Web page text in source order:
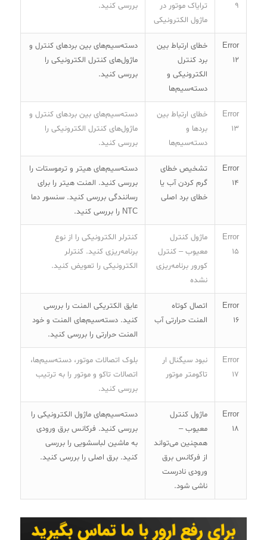
9
ترایاک موتور در
ماژول الکترونیکی
بررسی کنید.
Error
12
خطای ارتباط بین
برد کنترل
الکترونیکی و
دسته‌سیم‌ها
دسته‌سیم‌های بین بردهای کنترل و
ماژول‌های کنترل الکترونیکی را
بررسی کنید.
Error
13
خطای ارتباط بین
بردها و
دسته‌سیم‌ها
دسته‌سیم‌های بین بردهای کنترل و
ماژول‌های کنترل الکترونیکی را
بررسی کنید.
Error
14
تشخیص خطای
گرم کردن آب یا
خطای برد اصلی
دسته‌سیم‌های هیتر و ترموستات را
بررسی کنید. المنت هیتر را برای
رسانندگی بررسی کنید. سنسور دما
NTC را بررسی کنید.
Error
15
ماژول کنترل
معیوب – کنترل
کورور برنامه‌ریزی
نشده
کنترلر الکترونیکی را از نوع
برنامه‌ریزی کنید. کنترلر
الکترونیکی را تعویض کنید.
Error
16
اتصال کوتاه
المنت حرارتی آب
عایق الکتریکی المنت را بررسی
کنید. دسته‌سیم‌های المنت و خود
المنت حرارتی را بررسی کنید.
Error
17
نبود سیگنال ار
تاکومتر موتور
بلوک اتصالات موتور، دسته‌سیم‌ها،
اتصالات تاکو و موتور را به ترتیب
بررسی کنید.
Error
18
ماژول کنترل
معیوب –
همچنین می‌تواند
از فرکانس برق
ورودی نادرست
ناشی شود.
دسته‌سیم‌های ماژول الکترونیکی را
بررسی کنید. فرکانس برق ورودی
به ماشین لباسشویی را بررسی
کنید. برق اصلی را بررسی کنید.